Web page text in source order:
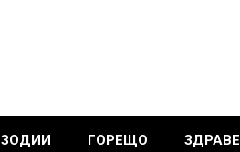
ЗОДИИ ГОРЕЩО ЗДРАВЕ